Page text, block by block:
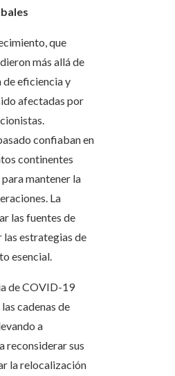
que
más allá de
de eficiencia y
afectadas por
confiaban en
continentes
mantener la
La
las fuentes de
las estrategias de
esencial.
de COVID-19
cadenas de
a
reconsiderar sus
la relocalización